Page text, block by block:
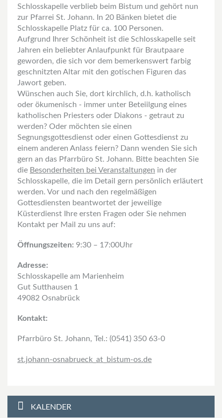
Schlosskapelle verblieb beim Bistum und gehört nun
zur Pfarrei St. Johann. In 20 Bänken bietet die
Schlosskapelle Platz für ca. 100 Personen.
Aufgrund Ihrer Schönheit ist die Schlosskapelle seit
Jahren ein beliebter Anlaufpunkt für Brautpaare
geworden, die sich vor dem bemerkenswert farbig
geschnitzten Altar mit den gotischen Figuren das
Jawort geben.
Wünschen auch Sie, dort kirchlich, d.h. katholisch
oder ökumenisch - immer unter Beteiilgung eines
katholischen Priesters oder Diakons - getraut zu
werden? Oder möchten sie einen
Segnungsgottesdienst oder einen Gottesdienst zu
einem anderen Anlass feiern? Dann wenden Sie sich
gern an das Pfarrbüro St. Johann. Bitte beachten Sie
die Besonderheiten bei Veranstaltungen in der
Schlosskapelle, die im Detail gern persönlich erläutert
werden. Vor und nach den regelmäßigen
Gottesdiensten beantwortet der jeweilige
Küsterdienst Ihre ersten Fragen oder Sie nehmen
Kontakt per Mail zu uns auf:
Öffnungszeiten: 9:30 – 17:00Uhr
Adresse:
Schlosskapelle am Marienheim
Gut Sutthausen 1
49082 Osnabrück
Kontakt:
Pfarrbüro St. Johann, Tel.: (0541) 350 63-0
st.johann-osnabrueck _at_ bistum-os.de
KALENDER